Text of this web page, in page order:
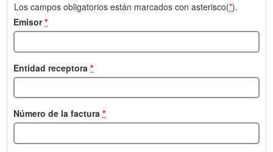
Los campos obligatorios están marcados con asterisco(*).
Emisor*
Entidad receptora *
Número de la factura *